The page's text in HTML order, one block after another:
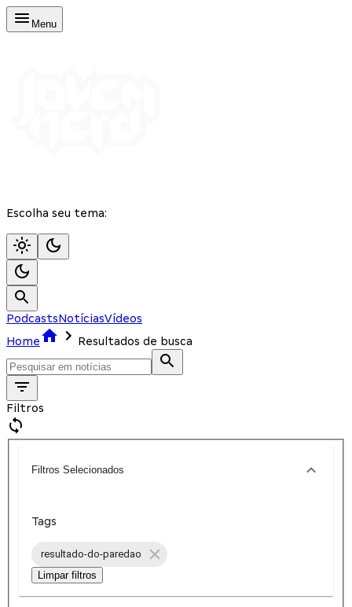
Menu
Escolha seu tema:
PodcastsNotíciasVídeos
Home
Resultados de busca
Filtros
Filtros Selecionados
Tags
resultado-do-paredao
Limpar filtros